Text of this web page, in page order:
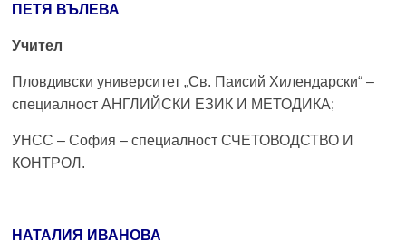
ПЕТЯ ВЪЛЕВА
Учител
Пловдивски университет „Св. Паисий Хилендарски“ –
специалност АНГЛИЙСКИ ЕЗИК И МЕТОДИКА;
УНСС – София – специалност СЧЕТОВОДСТВО И
КОНТРОЛ.
НАТАЛИЯ ИВАНОВА